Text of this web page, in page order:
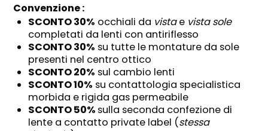
Convenzione :
SCONTO 30% occhiali da vistae vista sole
completati da lenti con antiriflesso
SCONTO 30% su tutte le montature da sole
presenti nel centro ottico
SCONTO 20% sul cambio lenti
SCONTO 10% su contattologia specialistica
morbida e rigida gas permeabile
SCONTO 50% sulla seconda confezione di
lente a contatto private label (stessa